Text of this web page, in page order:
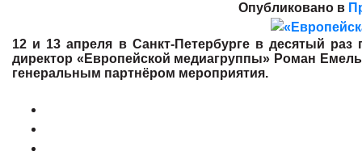
Опубликовано в
12 и 13 апреля в Санкт-Петербурге в десятый
директор «Европейской медиагруппы» Роман
генеральным партнёром мероприятия.